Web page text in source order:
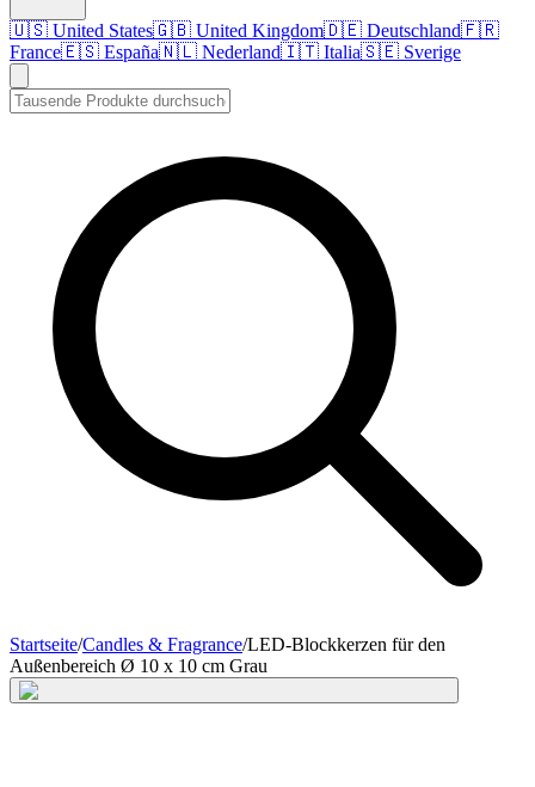
🇺🇸 United States🇬🇧 United Kingdom🇩🇪 Deutschland🇫🇷
France🇪🇸 España🇳🇱 Nederland🇮🇹 Italia🇸🇪 Sverige
Startseite/Candles & Fragrance/LED-Blockkerzen für den
Außenbereich Ø 10 x 10 cm Grau